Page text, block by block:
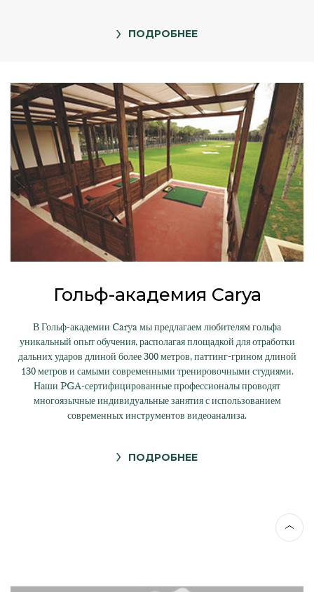
ПОДРОБНЕЕ
Гольф-академия Carya
В Гольф-академии Carya мы предлагаем любителям гольфа
уникальный опыт обучения, располагая площадкой для отработки
дальних ударов длиной более 300 метров, паттинг-грином длиной
130 метров и самыми современными тренировочными студиями.
Наши PGA-сертифицированные профессионалы проводят
многоязычные индивидуальные занятия с использованием
современных инструментов видеоанализа.
ПОДРОБНЕЕ